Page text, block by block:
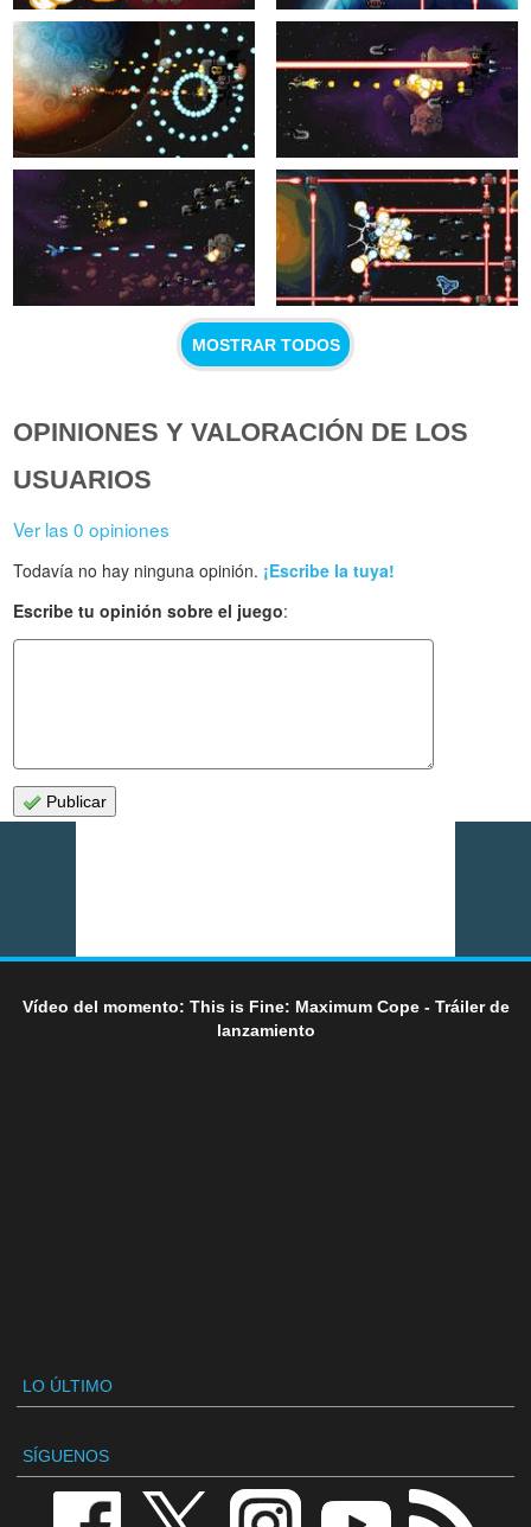
MOSTRAR TODOS
OPINIONES Y VALORACIÓN DE LOS
USUARIOS
Ver las 0 opiniones
Todavía no hay ninguna opinión. ¡Escribe la tuya!
Escribe tu opinión sobre el juego:
Publicar
Vídeo del momento: This is Fine: Maximum Cope - Tráiler de
lanzamiento
LO ÚLTIMO
SÍGUENOS